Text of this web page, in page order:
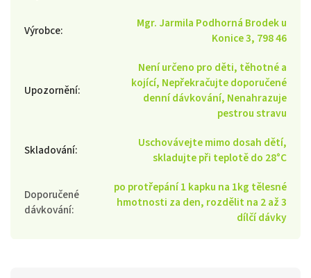
Výrobce:
Mgr. Jarmila Podhorná Brodek u
Konice 3, 798 46
Upozornění:
Není určeno pro děti, těhotné a
kojící, Nepřekračujte doporučené
denní dávkování, Nenahrazuje
pestrou stravu
Skladování:
Uschovávejte mimo dosah dětí,
skladujte při teplotě do 28°C
Doporučené
dávkování:
po protřepání 1 kapku na 1kg tělesné
hmotnosti za den, rozdělit na 2 až 3
dílčí dávky